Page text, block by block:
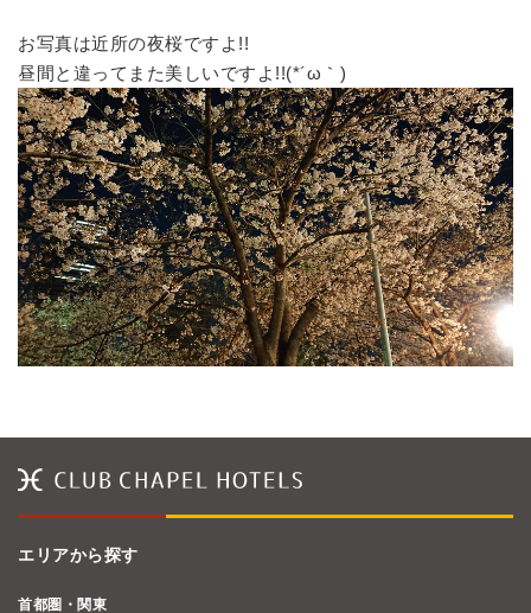
お写真は近所の夜桜ですよ!!
昼間と違ってまた美しいですよ!!(*´ω｀)
エリアから探す
首都圏・関東